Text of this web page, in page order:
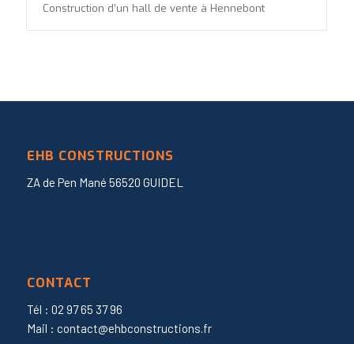
Construction d’un hall de vente à Hennebont
EHB CONSTRUCTIONS
ZA de Pen Mané 56520 GUIDEL
CONTACT
Tél : 02 97 65 37 96
Mail : contact@ehbconstructions.fr